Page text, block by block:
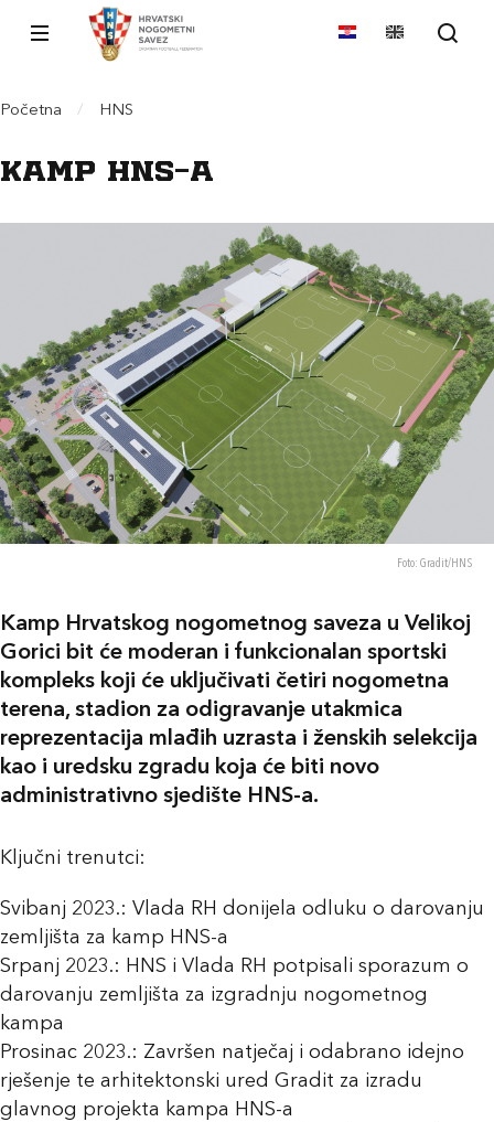
Početna / HNS
Kamp HNS-a
Foto: Gradit/HNS
Kamp Hrvatskog nogometnog saveza u Velikoj
Gorici bit će moderan i funkcionalan sportski
kompleks koji će uključivati četiri nogometna
terena, stadion za odigravanje utakmica
reprezentacija mlađih uzrasta i ženskih selekcija
kao i uredsku zgradu koja će biti novo
administrativno sjedište HNS-a.
Ključni trenutci:
Svibanj 2023.: Vlada RH donijela odluku o darovanju
zemljišta za kamp HNS-a
Srpanj 2023.: HNS i Vlada RH potpisali sporazum o
darovanju zemljišta za izgradnju nogometnog
kampa
Prosinac 2023.: Završen natječaj i odabrano idejno
rješenje te arhitektonski ured Gradit za izradu
glavnog projekta kampa HNS-a